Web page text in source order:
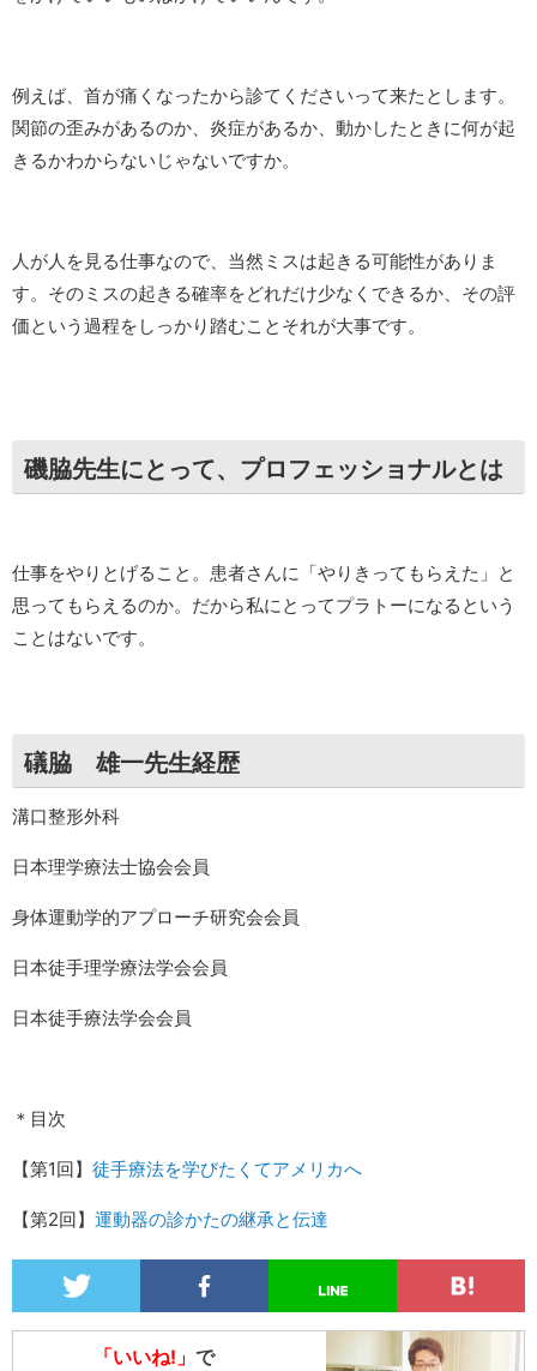
例えば、首が痛くなったから診てくださいって来たとします。
関節の歪みがあるのか、炎症があるか、動かしたときに何が起
きるかわからないじゃないですか。
人が人を見る仕事なので、当然ミスは起きる可能性がありま
す。そのミスの起きる確率をどれだけ少なくできるか、その評
価という過程をしっかり踏むことそれが大事です。
磯脇先生にとって、プロフェッショナルとは
仕事をやりとげること。患者さんに「やりきってもらえた」と
思ってもらえるのか。だから私にとってプラトーになるという
ことはないです。
礒脇 雄一先生経歴
溝口整形外科
日本理学療法士協会会員
身体運動学的アプローチ研究会会員
日本徒手理学療法学会会員
日本徒手療法学会会員
＊目次
【第1回】 徒手療法を学びたくてアメリカへ
【第2回】 運動器の診かたの継承と伝達
「いいね!」 で